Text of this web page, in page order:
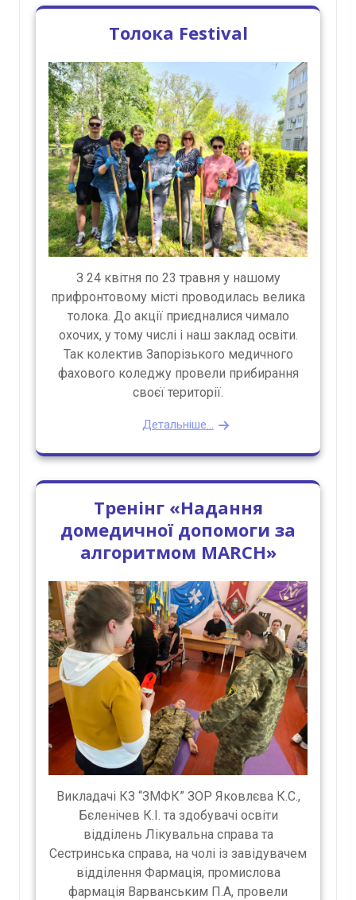
Толока Festival
З 24 квітня по 23 травня у нашому
прифронтовому місті проводилась велика
толока. До акції приєдналися чимало
охочих, у тому числі і наш заклад освіти.
Так колектив Запорізького медичного
фахового коледжу провели прибирання
своєї території.
Детальніше...
Тренінг «Надання
домедичної допомоги за
алгоритмом MARCH»
Викладачі КЗ “ЗМФК” ЗОР Яковлєва К.С.,
Бєленічев К.І. та здобувачі освіти
відділень Лікувальна справа та
Сестринська справа, на чолі із завідувачем
відділення Фармація, промислова
фармація Варванським П.А, провели